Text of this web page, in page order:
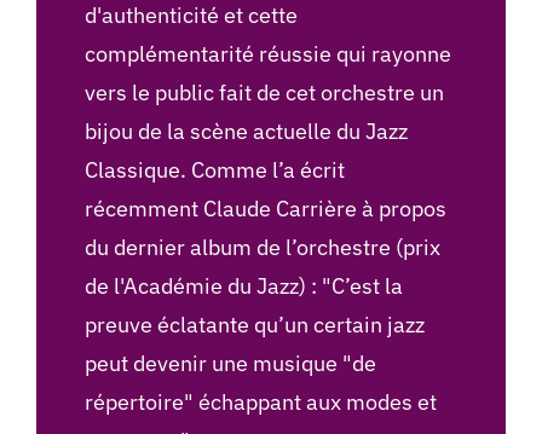
d'authenticité et cette
complémentarité réussie qui rayonne
vers le public fait de cet orchestre un
bijou de la scène actuelle du Jazz
Classique. Comme l’a écrit
récemment Claude Carrière à propos
du dernier album de l’orchestre (prix
de l'Académie du Jazz) : "C’est la
preuve éclatante qu’un certain jazz
peut devenir une musique "de
répertoire" échappant aux modes et